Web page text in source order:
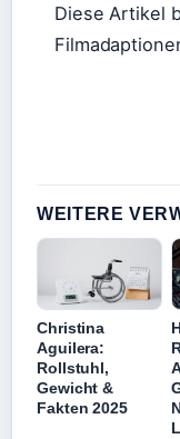
Diese Artikel
WEITERE
Christina
Aguilera:
Rollstuhl,
Gewicht &
Fakten 2025